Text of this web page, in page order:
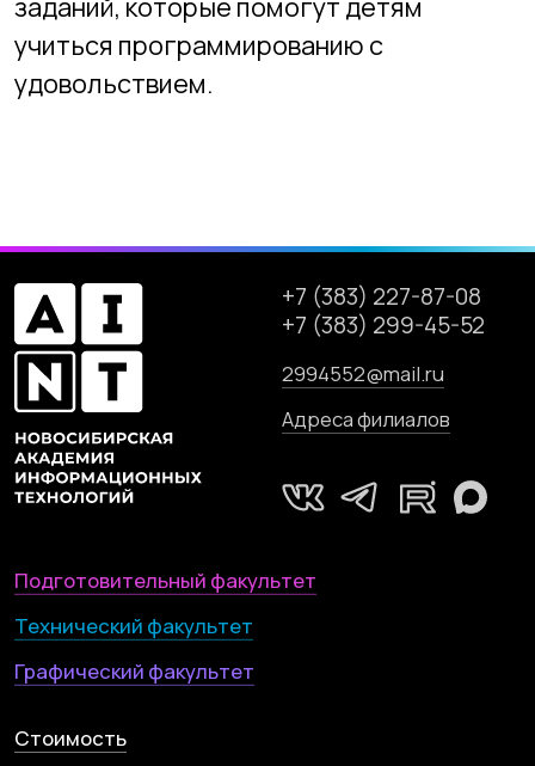
Новосибирская Академия
Информационных Технологий (Академия
НАИТ)
Новосибирск, Красный проспект, 320/1
Карта сайта
Статьи
Сведения от образовательной организации
Политика конфиденциальности
Политика использования Cookie
Согласие на обработку персональных данных
© 2001—2024, НАИТ.
Л035-01199-54/01083384
Вопросы и ответы
Об академии
Отзывы
Контакты